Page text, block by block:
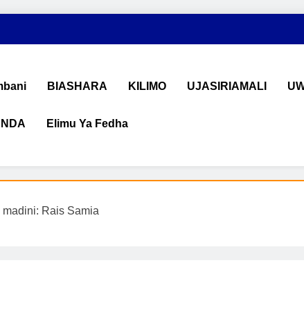
na Uchumi Tanzania
ujasiriamali Tanzania. Pata taarifa mpya za biashara,
BIASHARA KILIMO UJASIRIAMALI
Elimu Ya Fedha
madini: Rais Samia